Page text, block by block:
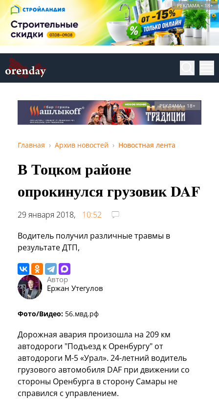
РЕКЛАМА • 18+
РЕКЛАМА • 18+
Главная Архив новостей Новостная лента
В Тоцком районе
опрокинулся грузовик DAF
29 января 2018,
10:52
Водитель получил различные травмы в
результате ДТП,
Автор
Ержан Утегулов
Фото/Видео: 56.мвд.рф
Дорожная авария произошла на 209 км
автодороги "Подъезд к Оренбургу" от
автодороги М-5 «Урал». 24-летний водитель
грузового автомобиля DAF при движении со
стороны Оренбурга в сторону Самары не
справился с управлением.